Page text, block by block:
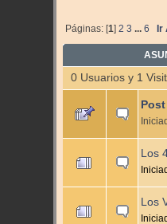
Páginas: [1] 2 3 ... 6 Ir
0 Usuarios y 1
Los
Los